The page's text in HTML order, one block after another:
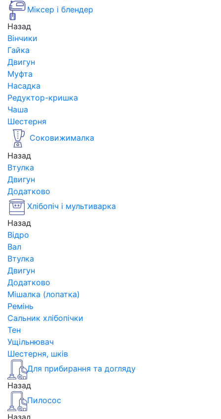
Міксер і блендер
Назад
Вінчики
Гайка
Двигун
Муфта
Насадка
Редуктор-кришка
Чаша
Шестерня
Соковижималка
Назад
Втулка
Двигун
Додатково
Хлібопіч і мультиварка
Назад
Відро
Вал
Втулка
Двигун
Додатково
Мішалка (лопатка)
Ремінь
Сальник хлібопічки
Тен
Ущільнювач
Шестерня, шків
Для прибирання та догляду
Назад
Пилосос
Назад